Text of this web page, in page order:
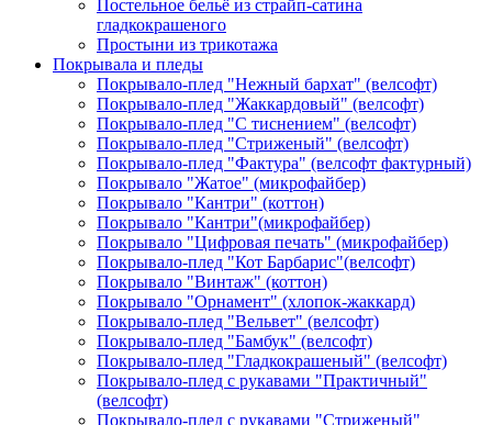
Постельное бельё из страйп-сатина
гладкокрашеного
Простыни из трикотажа
Покрывала и пледы
Покрывало-плед "Нежный бархат" (велсофт)
Покрывало-плед "Жаккардовый" (велсофт)
Покрывало-плед "С тиснением" (велсофт)
Покрывало-плед "Стриженый" (велсофт)
Покрывало-плед "Фактура" (велсофт фактурный)
Покрывало "Жатое" (микрофайбер)
Покрывало "Кантри" (коттон)
Покрывало "Кантри"(микрофайбер)
Покрывало "Цифровая печать" (микрофайбер)
Покрывало-плед "Кот Барбарис"(велсофт)
Покрывало "Винтаж" (коттон)
Покрывало "Орнамент" (хлопок-жаккард)
Покрывало-плед "Вельвет" (велсофт)
Покрывало-плед "Бамбук" (велсофт)
Покрывало-плед "Гладкокрашеный" (велсофт)
Покрывало-плед с рукавами "Практичный"
(велсофт)
Покрывало-плед с рукавами "Стриженый"